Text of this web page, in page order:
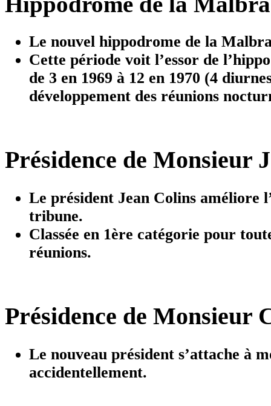
Le nouvel hippodrome de la
Cette période voit l’essor de
de 3 en 1969 à 12 en 1970 (4
développement des réunions
Présidence de Monsieur
Le président Jean Colins améliore
tribune.
Classée en 1ère catégorie pour
réunions.
Présidence de Monsieur
Le nouveau président s’attache à
accidentellement.